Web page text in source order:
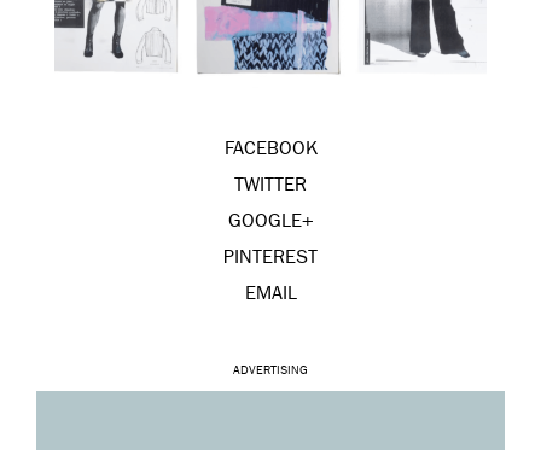
FACEBOOK
TWITTER
GOOGLE+
PINTEREST
EMAIL
ADVERTISING